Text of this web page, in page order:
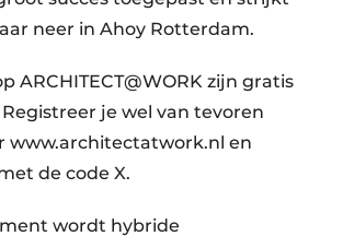
neer in Ahoy Rotterdam.
ARCHITECT@WORK zijn gratis
je wel van tevoren
www.architectatwork.nl en
de code X.
wordt hybride